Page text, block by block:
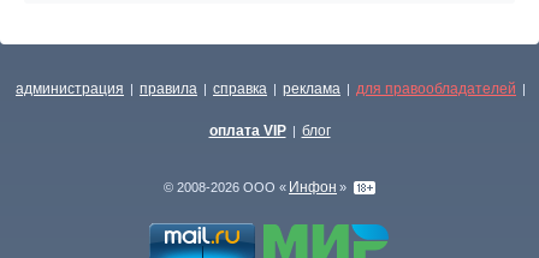
администрация | правила | справка | реклама | для правообладателей |
оплата VIP | блог
© 2008-2026 ООО « Инфон »